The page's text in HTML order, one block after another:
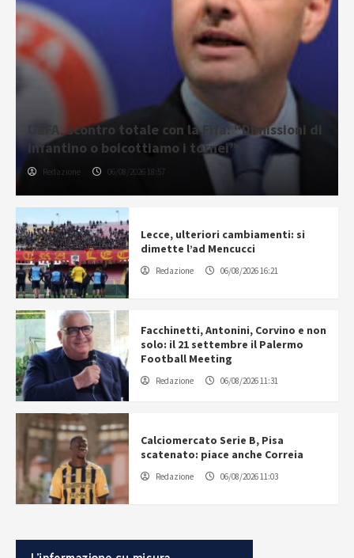
UEFA, scontro totale con la Fifa: “Dimissioni di
Infantino o boicottiamo i tornei”
Redazione 06/08/2026 18:57
Lecce, ulteriori cambiamenti: si
dimette l’ad Mencucci
Redazione 06/08/2026 16:21
Facchinetti, Antonini, Corvino e non
solo: il 21 settembre il Palermo
Football Meeting
Redazione 06/08/2026 11:31
Calciomercato Serie B, Pisa
scatenato: piace anche Correia
Redazione 06/08/2026 11:03